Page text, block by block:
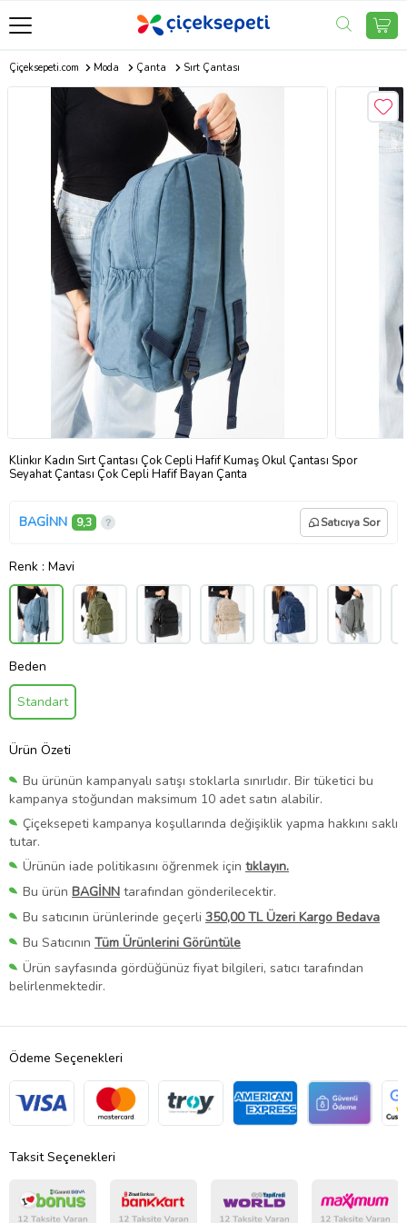
Çiçeksepeti.com Moda Çanta Sırt Çantası
Klinkır Kadın Sırt Çantası Çok Cepli Hafif Kumaş Okul Çantası Spor
Seyahat Çantası Çok Cepli Hafif Bayan Çanta
BAGİNN 9,3 Satıcıya Sor
Renk : Mavi
Beden
Standart
Ürün Özeti
Bu ürünün kampanyalı satışı stoklarla sınırlıdır. Bir tüketici bu
kampanya stoğundan maksimum 10 adet satın alabilir.
Çiçeksepeti kampanya koşullarında değişiklik yapma hakkını saklı
tutar.
Ürünün iade politikasını öğrenmek için tıklayın.
Bu ürün BAGİNN tarafından gönderilecektir.
Bu satıcının ürünlerinde geçerli 350,00 TL Üzeri Kargo Bedava
Bu Satıcının Tüm Ürünlerini Görüntüle
Ürün sayfasında gördüğünüz fiyat bilgileri, satıcı tarafından
belirlenmektedir.
Ödeme Seçenekleri
Taksit Seçenekleri